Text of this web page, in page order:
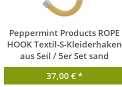
Peppermint Products ROPE
HOOK Textil-S-Kleiderhaken
aus Seil / 5er Set sand
PMP_0021_SA_00
von Peppermint Products
37,00 € *